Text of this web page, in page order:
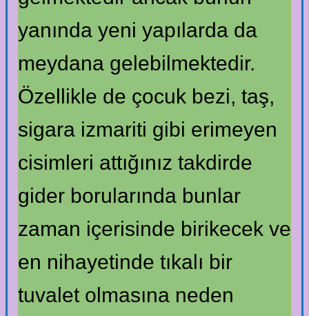
yanında yeni yapılarda da
meydana gelebilmektedir.
Özellikle de çocuk bezi, taş,
sigara izmariti gibi erimeyen
cisimleri attığınız takdirde
gider borularında bunlar
zaman içerisinde birikecek ve
en nihayetinde tıkalı bir
tuvalet olmasına neden